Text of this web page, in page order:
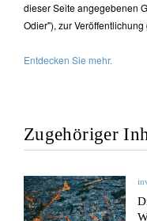
dieser Seite angegebenen
Odier"), zur Veröffentlichung
Entdecken Sie mehr.
Zugehöriger